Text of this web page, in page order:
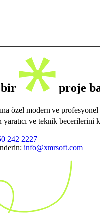
proje
özel modern ve
ve teknik becerilerini
242 2227
info@xmrsoft.com